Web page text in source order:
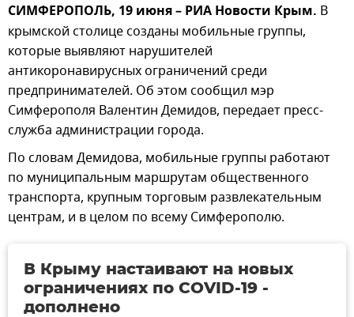
СИМФЕРОПОЛЬ, 19 июня – РИА Новости Крым. В
крымской столице созданы мобильные группы,
которые выявляют нарушителей
антикоронавирусных ограничений среди
предпринимателей. Об этом сообщил мэр
Симферополя Валентин Демидов, передает пресс-
служба администрации города.
По словам Демидова, мобильные группы работают
по муниципальным маршрутам общественного
транспорта, крупным торговым развлекательным
центрам, и в целом по всему Симферополю.
В Крыму настаивают на новых
ограничениях по COVID-19 -
дополнено